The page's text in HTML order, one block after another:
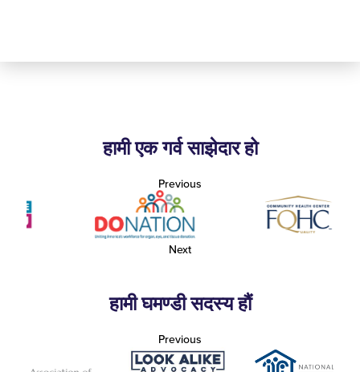
हामी एक गर्व साझेदार हो
Previous
Next
हामी घमण्डी सदस्य हौं
Previous